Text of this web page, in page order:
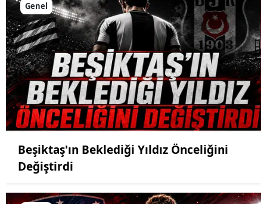
Genel
Beşiktaş'ın Beklediği Yıldız Önceliğini
Değiştirdi